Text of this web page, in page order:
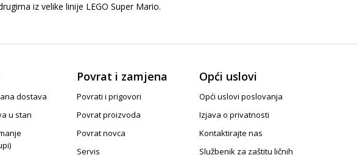
iz velike linije LEGO Super Mario.
dostava
u stan
Povrat i zamjena
Povrati i prigovori
Povrat proizvoda
Povrat novca
Servis
Opći uslovi
Opći uslovi poslovanja
Izjava o privatnosti
Kontaktirajte nas
Službenik za zaštitu ličnih